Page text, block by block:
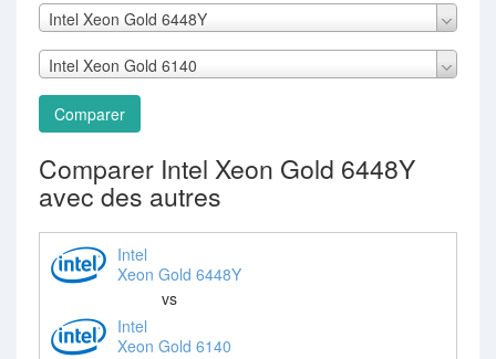
Intel Xeon Gold 6448Y
Intel Xeon Gold 6140
Comparer
Comparer Intel Xeon Gold 6448Y
avec des autres
Intel
Xeon Gold 6448Y
vs
Intel
Xeon Gold 6140